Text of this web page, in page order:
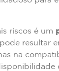
riscos é um
pode resultar
na